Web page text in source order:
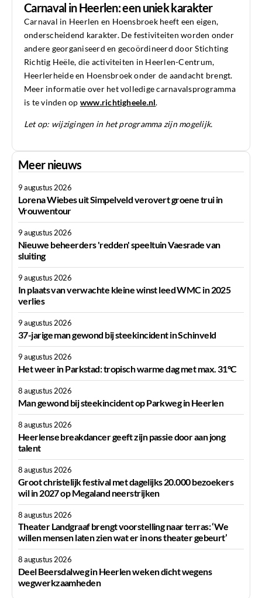
Carnaval in Heerlen: een uniek karakter
Carnaval in Heerlen en Hoensbroek heeft een eigen,
onderscheidend karakter. De festiviteiten worden onder
andere georganiseerd en gecoördineerd door Stichting
Richtig Heële, die activiteiten in Heerlen-Centrum,
Heerlerheide en Hoensbroek onder de aandacht brengt.
Meer informatie over het volledige carnavalsprogramma
is te vinden op www.richtigheele.nl.
Let op: wijzigingen in het programma zijn mogelijk.
Meer nieuws
9 augustus 2026
Lorena Wiebes uit Simpelveld verovert groene trui in
Vrouwentour
9 augustus 2026
Nieuwe beheerders 'redden' speeltuin Vaesrade van
sluiting
9 augustus 2026
In plaats van verwachte kleine winst leed WMC in 2025
verlies
9 augustus 2026
37-jarige man gewond bij steekincident in Schinveld
9 augustus 2026
Het weer in Parkstad: tropisch warme dag met max. 31°C
8 augustus 2026
Man gewond bij steekincident op Parkweg in Heerlen
8 augustus 2026
Heerlense breakdancer geeft zijn passie door aan jong
talent
8 augustus 2026
Groot christelijk festival met dagelijks 20.000 bezoekers
wil in 2027 op Megaland neerstrijken
8 augustus 2026
Theater Landgraaf brengt voorstelling naar terras: ‘We
willen mensen laten zien wat er in ons theater gebeurt’
8 augustus 2026
Deel Beersdalweg in Heerlen weken dicht wegens
wegwerkzaamheden